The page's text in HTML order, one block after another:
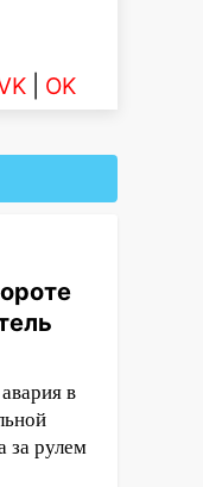
OK
в
за рулем